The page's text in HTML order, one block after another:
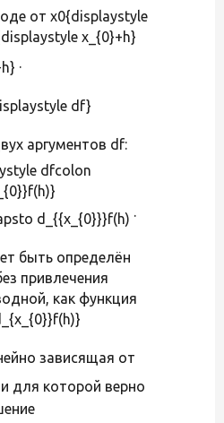
от x0{displaystyle
x_{0}+h}
.
df}
аргументов df:
dfcolon
.
быть определён
привлечения
как функция
зависящая от
и для которой верно